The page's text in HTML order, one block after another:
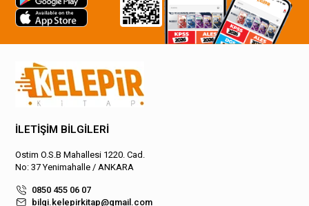
İLETİŞİM BİLGİLERİ
Ostim O.S.B Mahallesi 1220. Cad.
No: 37 Yenimahalle / ANKARA
0850 455 06 07
bilgi.kelepirkitap@gmail.com